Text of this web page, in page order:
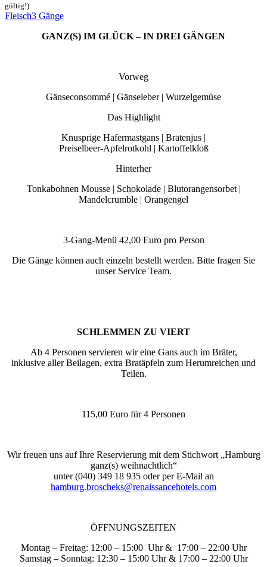
gültig!)
Fleisch3 Gänge
GANZ(S) IM GLÜCK – IN DREI GÄNGEN
Vorweg
Gänseconsommé | Gänseleber | Wurzelgemüse
Das Highlight
Knusprige Hafermastgans | Bratenjus |
Preiselbeer-Apfelrotkohl | Kartoffelkloß
Hinterher
Tonkabohnen Mousse | Schokolade | Blutorangensorbet |
Mandelcrumble | Orangengel
3-Gang-Menü 42,00 Euro pro Person
Die Gänge können auch einzeln bestellt werden. Bitte fragen Sie
unser Service Team.
SCHLEMMEN ZU VIERT
Ab 4 Personen servieren wir eine Gans auch im Bräter,
inklusive aller Beilagen, extra Bratäpfeln zum Herumreichen und
Teilen.
115,00 Euro für 4 Personen
Wir freuen uns auf Ihre Reservierung mit dem Stichwort „Hamburg
ganz(s) weihnachtlich“
unter (040) 349 18 935 oder per E-Mail an
hamburg.broscheks@renaissancehotels.com
ÖFFNUNGSZEITEN
Montag – Freitag: 12:00 – 15:00 Uhr & 17:00 – 22:00 Uhr
Samstag – Sonntag: 12:30 – 15:00 Uhr & 17:00 – 22:00 Uhr